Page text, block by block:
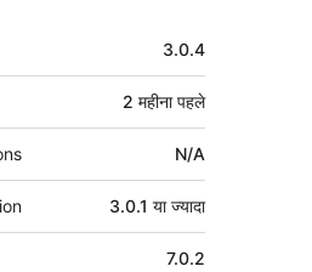
3.0.4
2 महीनापहले
N/A
3.0.1 या ज्यादा
7.0.2